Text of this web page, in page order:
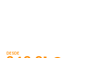
DESDE